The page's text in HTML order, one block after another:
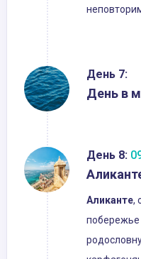
День 7:
День в
День 8:
Аликанте,
побережье